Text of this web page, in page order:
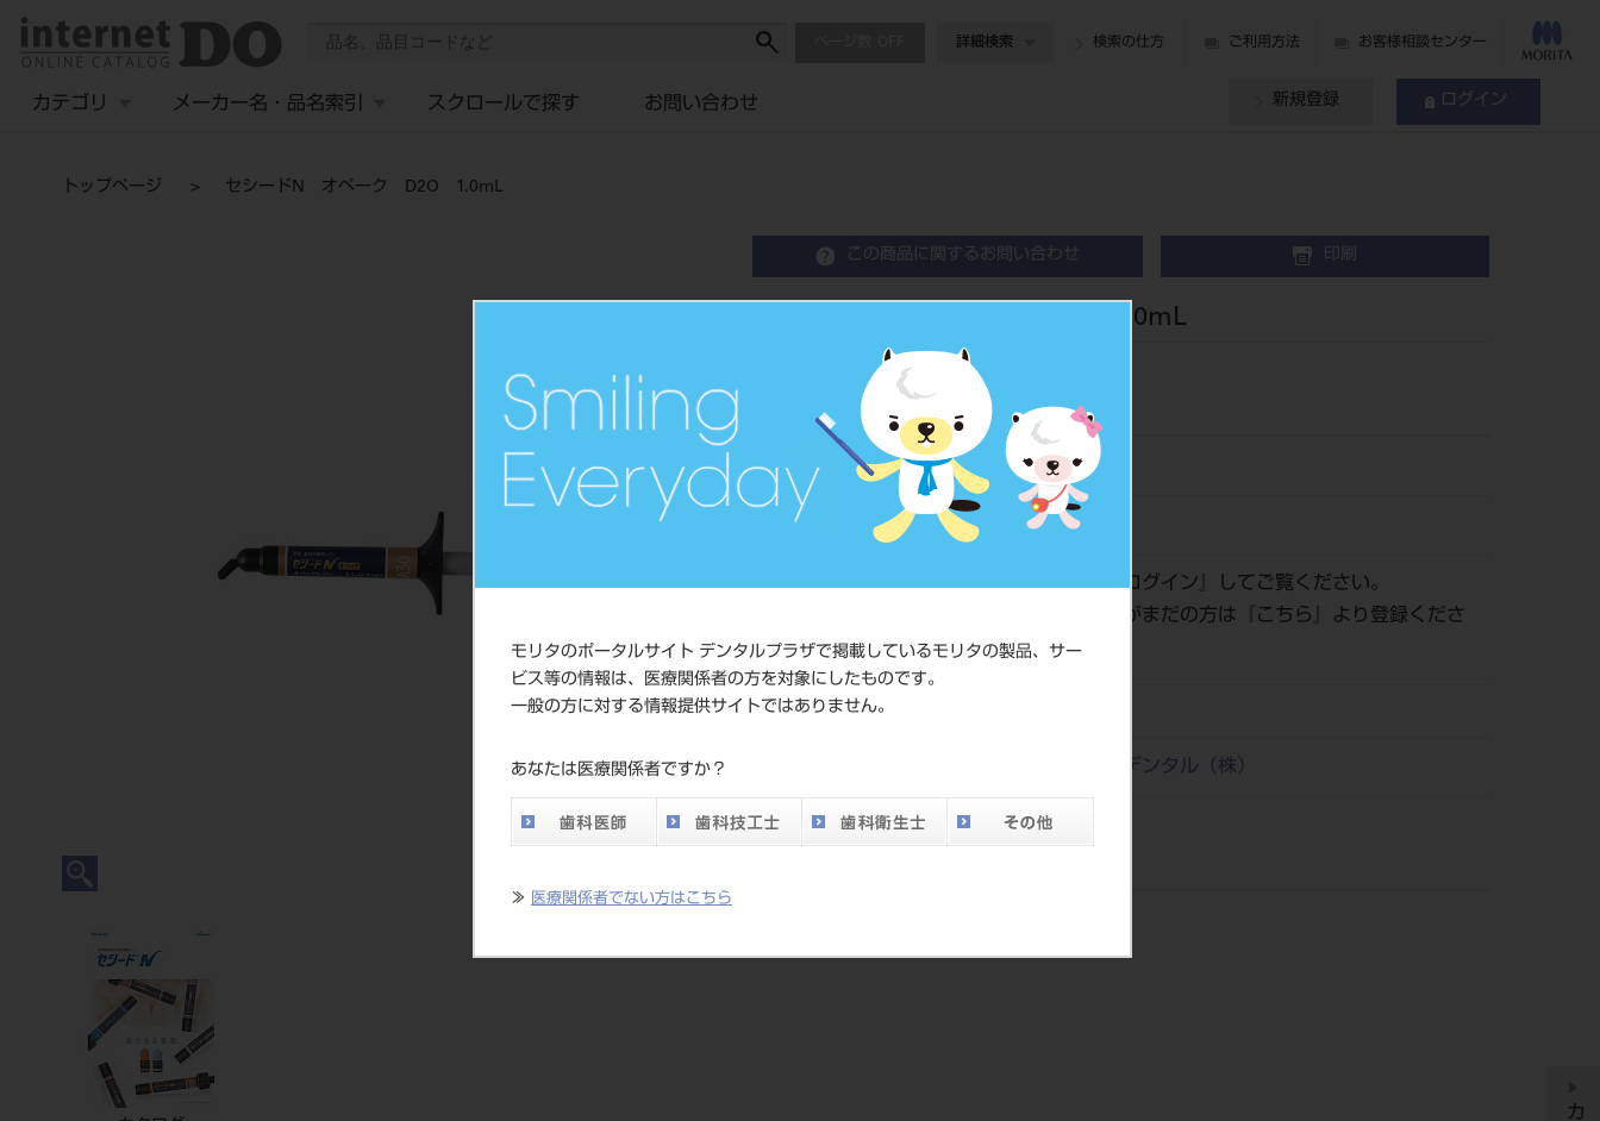
モリタのポータルサイト デンタルプラザで掲載しているモリタの製品、サー
ビス等の情報は、医療関係者の方を対象にしたものです。
一般の方に対する情報提供サイトではありません。
あなたは医療関係者ですか？
≫ 医療関係者でない方はこちら
詳細検索 検索の仕方 ご利用方法 お客様相談センター
カテゴリ メーカー名・品名索引 スクロールで探す お問い合わせ 新規登録 ログイン
トップページ セシードN オペーク D2O 1.0mL
この商品に関するお問い合わせ 印刷
セシードN オペーク D2O 1.0mL
Crown Restration Hard Resin
歯冠用硬質レジン
品目コード 202430424
JAN/EANコード 4571110534243
価格の確認は『ログイン 』してご覧ください。
ネット会員登録がまだの方は『
こちら
』より登録くださ
い。
発売日
クラレノリタケデンタル（株）
DO vol.26 掲載ペー
720